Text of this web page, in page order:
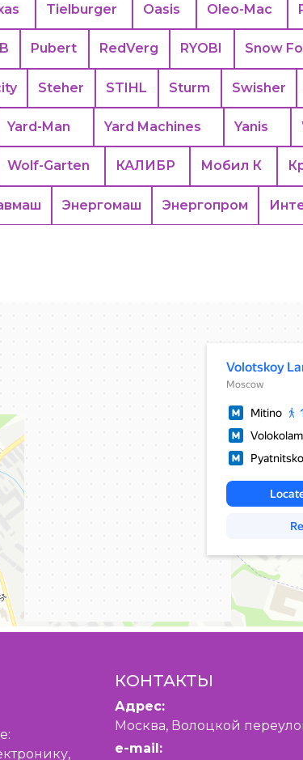
Tielburger Oasis Oleo-Mac
Pubert RedVerg RYOBI Snow
Steher STIHL Sturm Swisher
Yard-Man Yard Machines Yanis
Wolf-Garten КАЛИБР Мобил К
Энергомаш Энергопром
КОНТАКТЫ
Адрес:
Москва, Волоцкой
e-mail: